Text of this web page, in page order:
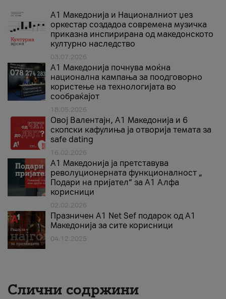
А1 Македонија и Националниот џез
оркестар создадоа современа музичка
приказна инспирирана од македонското
културно наследство
03.07.2026
A1 Македонија почнува моќна
национална кампања за поодговорно
користење на технологијата во
сообраќајот
18.05.2026
Овој Валентајн, A1 Македонија и 6
скопски кафулиња ја отворија темата за
safe dating
16.02.2026
А1 Македонија ја претставува
револуционерната функционалност „
Подари на пријател“ за А1 Алфа
корисници
02.02.2026
Празничен A1 Net Sеf подарок од А1
Македонија за сите корисници
04.12.2025
Слични содржини